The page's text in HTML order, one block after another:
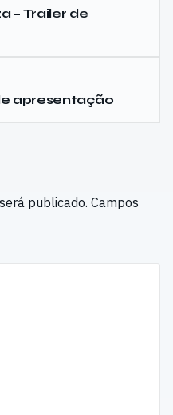
– Trailer de
apresentação
publicado. Campos